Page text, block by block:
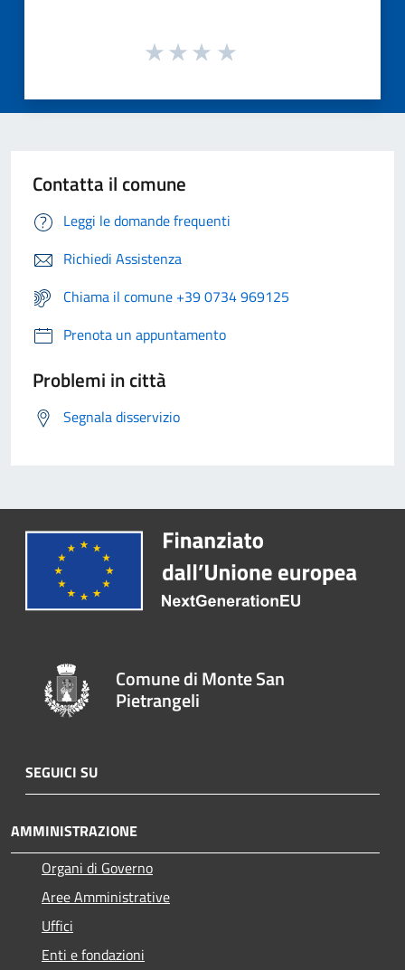
Contatta il comune
Leggi le domande frequenti
Richiedi Assistenza
Chiama il comune +39 0734 969125
Prenota un appuntamento
Problemi in città
Segnala disservizio
Comune di Monte San
Pietrangeli
SEGUICI SU
AMMINISTRAZIONE
Organi di Governo
Aree Amministrative
Uffici
Enti e fondazioni